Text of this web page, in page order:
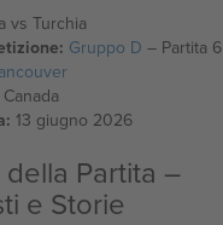
vs Turchia
Gruppo D – Partita 6
13 giugno 2026
Partita –
e Storie